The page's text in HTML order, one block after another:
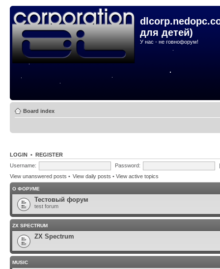
для детей)
У нас - не говнофорум!
Board index
LOGIN • REGISTER
Username:
Password:
View unanswered posts • View daily posts • View active topics
О ФОРУМЕ
Тестовый форум
test forum
ZX SPECTRUM
ZX Spectrum
MUSIC